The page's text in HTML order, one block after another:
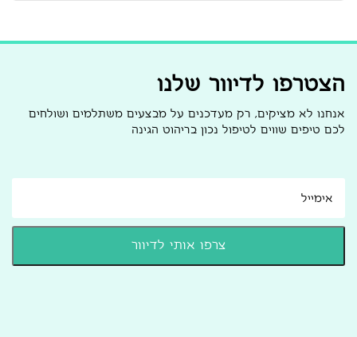
הצטרפו לדיוור שלנו
אנחנו לא מציקים, רק מעדכנים על מבצעים משתלמים ושולחים
לכם טיפים שווים לטיפול נכון בריהוט הגינה